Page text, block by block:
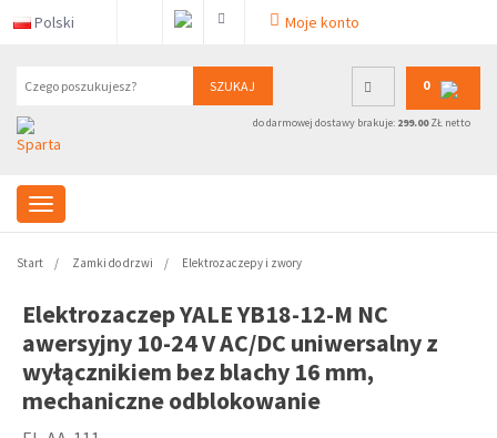
Polski Moje konto
SZUKAJ 0
do darmowej dostawy brakuje: 299.00ZŁ netto
Start Zamki do drzwi Elektrozaczepy i zwory
Elektrozaczep YALE YB18-12-M NC
awersyjny 10-24 V AC/DC uniwersalny z
wyłącznikiem bez blachy 16 mm,
mechaniczne odblokowanie